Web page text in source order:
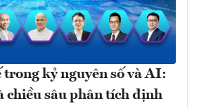
trong kỷ nguyên số và AI:
chiều sâu phân tích định